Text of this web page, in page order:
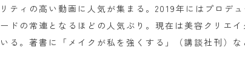
ティの高い動画に人気が集まる。2019年にはプロデ
ドの常連となるほどの人気ぶり。現在は美容クリエ
る。著書に「メイクが私を強くする」（講談社刊）な